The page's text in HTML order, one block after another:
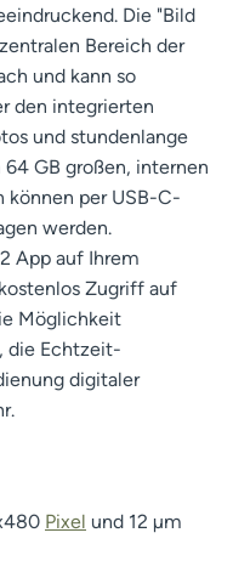
Die "Bild
Bereich der
und kann so
den integrierten
und stundenlange
GB großen, internen
können per USB-C-
werden.
App auf Ihrem
Zugriff auf
Möglichkeit
die Echtzeit-
digitaler
Pixel und 12 µm